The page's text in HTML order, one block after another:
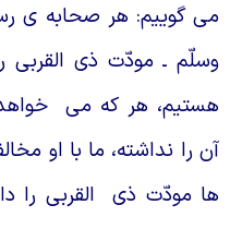
گوييم: هر صحابه ى
ـ مودّت ذى القربى
هر كه مى خواهد
را نداشته، ما با او
مودّت ذى القربى را